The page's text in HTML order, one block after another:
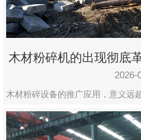
木材粉碎机的出现彻底
2026-
木材粉碎设备的推广应用，意义远